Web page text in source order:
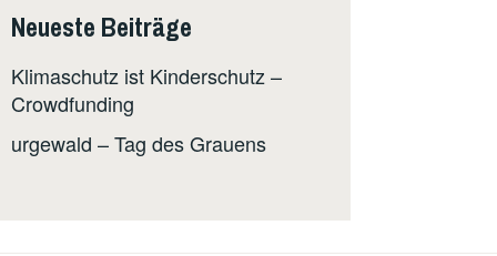
Neueste Beiträge
Klimaschutz ist Kinderschutz –
Crowdfunding
urgewald – Tag des Grauens